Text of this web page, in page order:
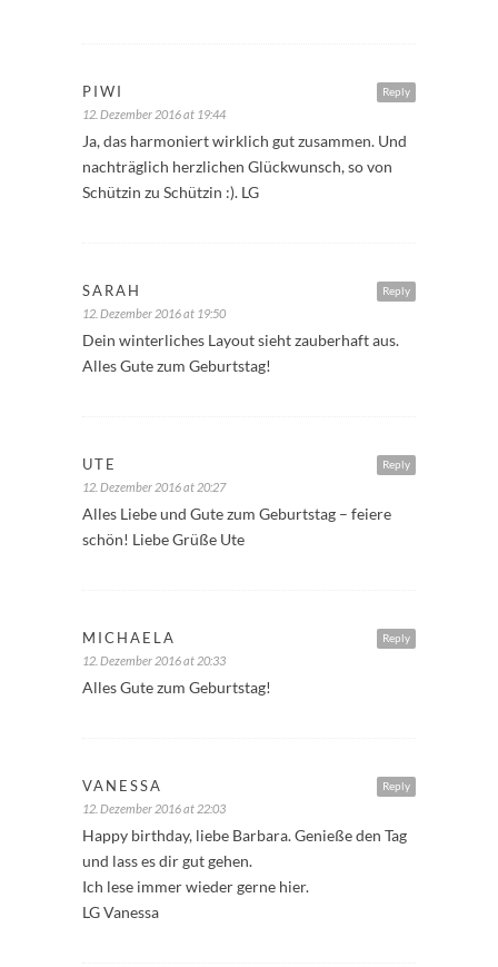
Reply
PIWI
12. Dezember 2016 at 19:44
Ja, das harmoniert wirklich gut zusammen. Und
nachträglich herzlichen Glückwunsch, so von
Schützin zu Schützin :). LG
Reply
SARAH
12. Dezember 2016 at 19:50
Dein winterliches Layout sieht zauberhaft aus.
Alles Gute zum Geburtstag!
Reply
UTE
12. Dezember 2016 at 20:27
Alles Liebe und Gute zum Geburtstag – feiere
schön! Liebe Grüße Ute
Reply
MICHAELA
12. Dezember 2016 at 20:33
Alles Gute zum Geburtstag!
Reply
VANESSA
12. Dezember 2016 at 22:03
Happy birthday, liebe Barbara. Genieße den Tag
und lass es dir gut gehen.
Ich lese immer wieder gerne hier.
LG Vanessa